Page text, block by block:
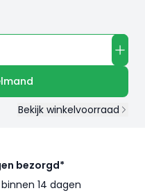
Bekijk winkelvoorraad
bezorgd*
binnen 14 dagen